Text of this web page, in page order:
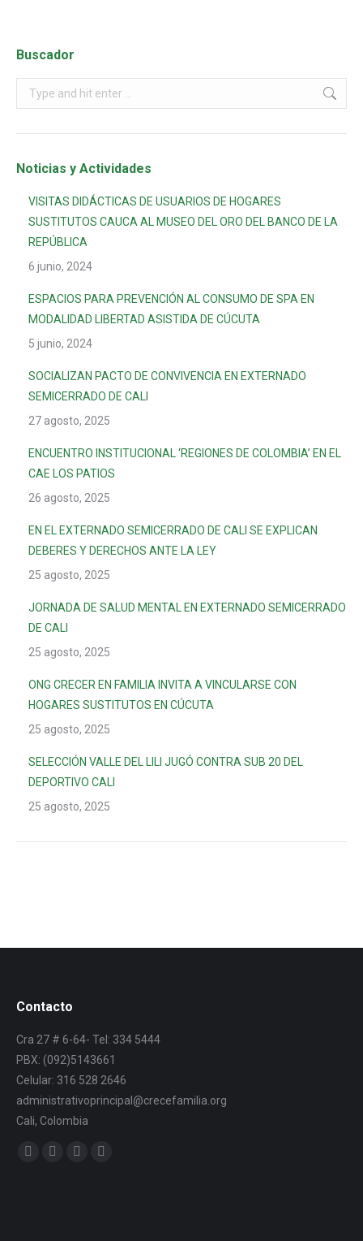
Buscador
Noticias y Actividades
VISITAS DIDÁCTICAS DE USUARIOS DE HOGARES
SUSTITUTOS CAUCA AL MUSEO DEL ORO DEL BANCO DE LA
REPÚBLICA
6 junio, 2024
ESPACIOS PARA PREVENCIÓN AL CONSUMO DE SPA EN
MODALIDAD LIBERTAD ASISTIDA DE CÚCUTA
5 junio, 2024
SOCIALIZAN PACTO DE CONVIVENCIA EN EXTERNADO
SEMICERRADO DE CALI
27 agosto, 2025
ENCUENTRO INSTITUCIONAL ‘REGIONES DE COLOMBIA’ EN EL
CAE LOS PATIOS
26 agosto, 2025
EN EL EXTERNADO SEMICERRADO DE CALI SE EXPLICAN
DEBERES Y DERECHOS ANTE LA LEY
25 agosto, 2025
JORNADA DE SALUD MENTAL EN EXTERNADO SEMICERRADO
DE CALI
25 agosto, 2025
ONG CRECER EN FAMILIA INVITA A VINCULARSE CON
HOGARES SUSTITUTOS EN CÚCUTA
25 agosto, 2025
SELECCIÓN VALLE DEL LILI JUGÓ CONTRA SUB 20 DEL
DEPORTIVO CALI
25 agosto, 2025
Contacto
Cra 27 # 6-64- Tel: 334 5444
PBX: (092)5143661
Celular: 316 528 2646
administrativoprincipal@crecefamilia.org
Cali, Colombia
Find us on: